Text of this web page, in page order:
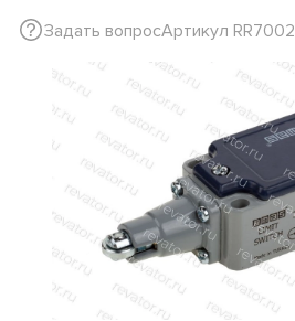
Задать вопросАртикул RR7002